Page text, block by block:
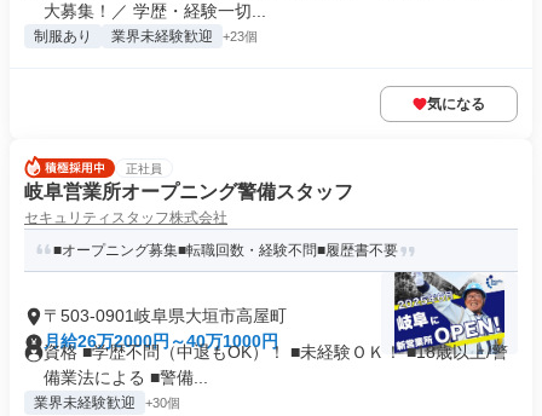
大募集！／ 学歴・経験一切...
制服あり 業界未経験歓迎 +23個
気になる
正社員
岐阜営業所オープニング警備スタッフ
セキュリティスタッフ株式会社
■オープニング募集■転職回数・経験不問■履歴書不要
〒503-0901岐阜県大垣市高屋町
月給26万2000円～40万1000円
資格 ■学歴不問（中退もOK）！ ■未経験ＯＫ！ ■18歳以上/警
備業法による ■警備...
業界未経験歓迎 +30個